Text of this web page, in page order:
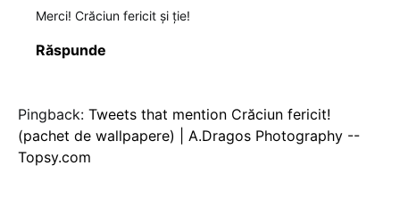
Merci! Crăciun fericit şi ţie!
Răspunde
Pingback: Tweets that mention Crăciun fericit!
(pachet de wallpapere) | A.Dragos Photography --
Topsy.com